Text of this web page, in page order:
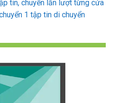
tin, chuyển lần lượt từng cửa
1 tập tin di chuyển